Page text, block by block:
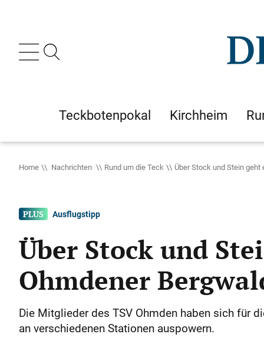
Teckbotenpokal Kirchheim
Home Nachrichten Rund um die Teck Über Stock und Stein
Ausflugstipp
Über Stock und
Ohmdener
Die Mitglieder des TSV Ohmden haben sich für
an verschiedenen Stationen auspowern.